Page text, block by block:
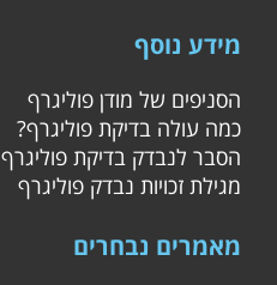
מידע נוסף
הסניפים של מודן פוליגרף
כמה עולה בדיקת פוליגרף?
הסבר לנבדק בדיקת פוליגרף
מגילת זכויות נבדק פוליגרף
מאמרים נבחרים